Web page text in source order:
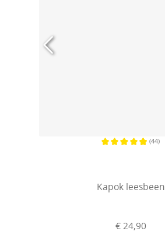
(44)
Kapok leesbeen
€ 24,90